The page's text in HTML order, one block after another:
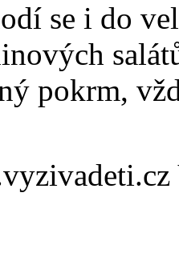
se i do
pokrm,